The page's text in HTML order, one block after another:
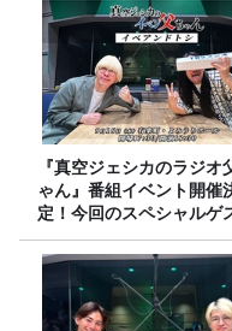
『真空ジェシカのラジオ
ゃん』番組イベント開催
定！今回のスペシャルゲ
は、タカアンドトシ！